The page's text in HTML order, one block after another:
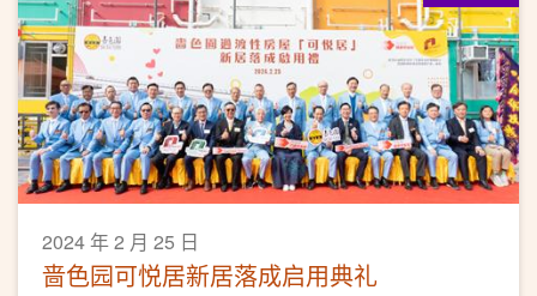
2024 年 2 月 25 日
啬色园可悦居新居落成启用典礼